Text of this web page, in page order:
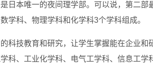
日本唯一的夜间理学部。可以说，第二部
学科、物理学科和化学科3个学科组成。
科技教育和研究，让学生掌握能在企业和
科、工业化学科、电气工学科、信息工学